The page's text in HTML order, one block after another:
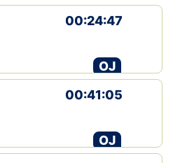
00:24:47
OJ
00:41:05
OJ